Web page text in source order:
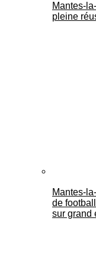
Mantes-
pleine
Mantes-
de
sur grand